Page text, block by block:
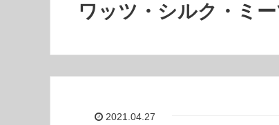
ワッツ・シルク・ミ
2021.04.27